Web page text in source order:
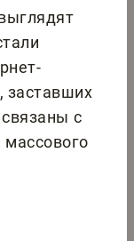
заставших
связаны с